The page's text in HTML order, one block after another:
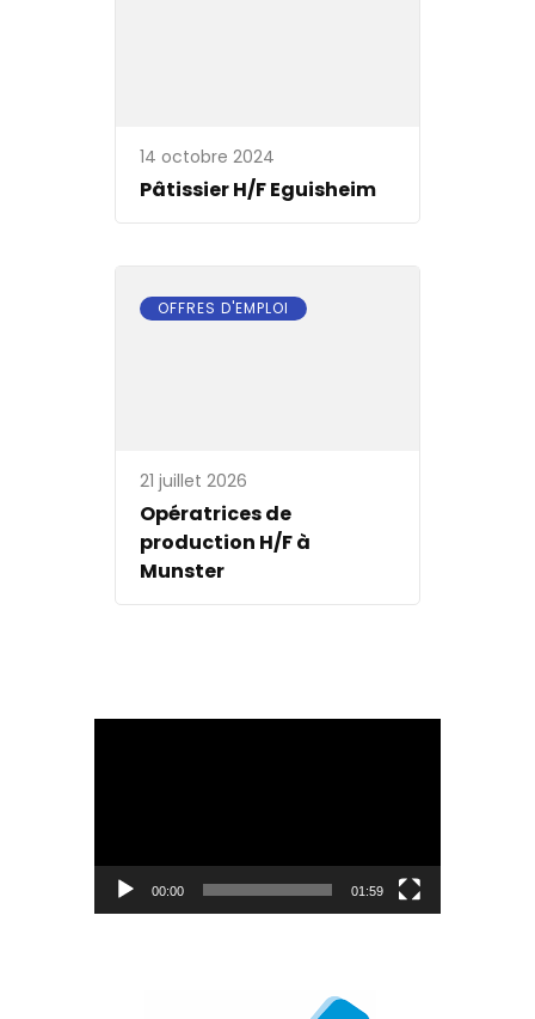
14 octobre 2024
Pâtissier H/F Eguisheim
OFFRES D'EMPLOI
21 juillet 2026
Opératrices de
production H/F à
Munster
00:00 01:59